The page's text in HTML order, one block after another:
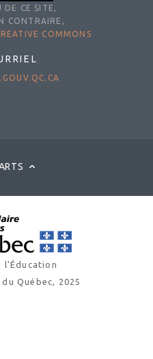
DE CE SITE,
CONTRAIRE,
COMMONS
l'Éducation
Québec, 2025